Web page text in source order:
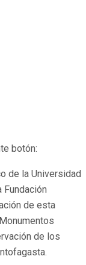
botón:
de la Universidad
Fundación
de esta
de los